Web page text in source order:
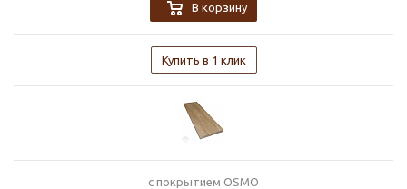
В корзину
Купить в 1 клик
с покрытием OSMO